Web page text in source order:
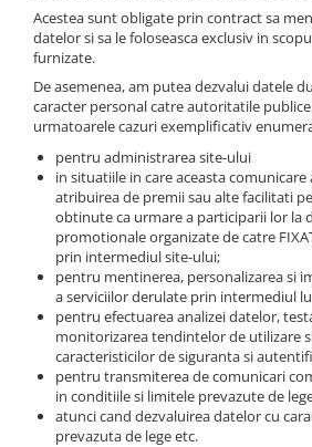
Acestea sunt obligate prin contract sa
datelor si sa le foloseasca exclusiv in
furnizate.
De asemenea, am putea dezvalui datele
caracter personal catre autoritatile
urmatoarele cazuri exemplificativ
pentru administrarea site-ului
in situatiile in care aceasta
atribuirea de premii sau alte facilitati
obtinute ca urmare a participarii lor la
promotionale organizate de catre
prin intermediul site-ului;
pentru mentinerea, personalizarea si
a serviciilor derulate prin intermediul
pentru efectuarea analizei datelor,
monitorizarea tendintelor de utilizare
caracteristicilor de siguranta si
pentru transmiterea de comunicari
in conditiile si limitele prevazute de
atunci cand dezvaluirea datelor cu
prevazuta de lege etc.